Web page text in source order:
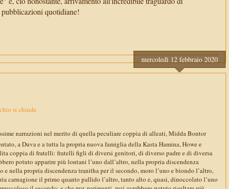
quotidiane!
mercoledì 12 febbraio 2020
si chiude
narrazioni nel merito di quella peculiare coppia di alleati, Midda Bontor
a Duva e a tutta la propria nuova famiglia della Kasta Hamina, Howe e
coppia di fratelli: fratelli figli di diversi genitori, di diverso padre e di diversa
potuto apparire più lontani l’uno dall’altro, nella propria discendenza
e nella propria discendenza tranitha per il secondo, moro l’uno e biondo l’altro,
carnagione il primo quanto pallido l’altro, tanto alto e, quasi, dinoccolato l’uno